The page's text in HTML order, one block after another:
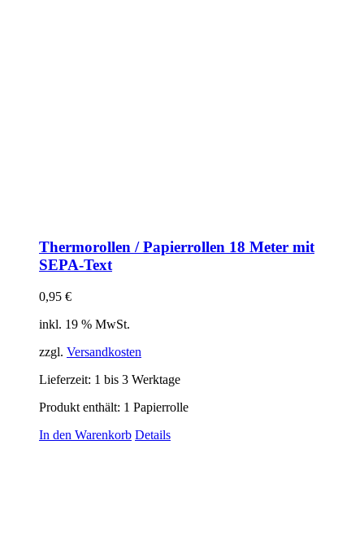
Thermorollen / Papierrollen 18 Meter mit
SEPA-Text
0,95 €
inkl. 19 % MwSt.
zzgl. Versandkosten
Lieferzeit: 1 bis 3 Werktage
Produkt enthält: 1 Papierrolle
In den Warenkorb Details